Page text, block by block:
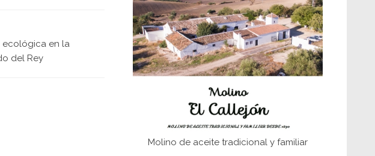
en la
del Rey
El Frente Popular. Ubrique, febrero-julio
1936
Juntar las letras. La alfabetización en el
campo: del afán de saber a la
Historia y vivencias del poblado de Los
Molino de aceite tradicional y familiar